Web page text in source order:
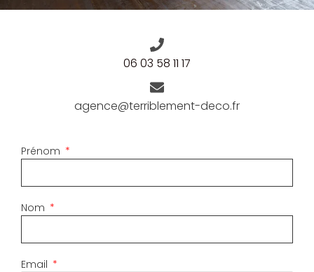
06 03 58 11 17
agence@terriblement-deco.fr
Prénom
Nom
Email